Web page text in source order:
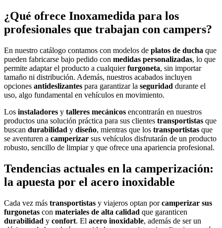
¿Qué ofrece Inoxamedida para los
profesionales que trabajan con campers?
En nuestro catálogo contamos con modelos de platos de ducha que
pueden fabricarse bajo pedido con medidas personalizadas, lo que
permite adaptar el producto a cualquierfurgoneta, sin importar
tamaño ni distribución. Además, nuestros acabados incluyen
opciones antideslizantes para garantizar la seguridad durante el
uso, algo fundamental en vehículos en movimiento.
Los instaladores y talleres mecánicos encontrarán en nuestros
productos una solución práctica para sus clientes transportistas que
buscan durabilidad y diseño, mientras que los transportistas que
se aventuren a camperizar sus vehículos disfrutarán de un producto
robusto, sencillo de limpiar y que ofrece una apariencia profesional.
Tendencias actuales en la camperización:
la apuesta por el acero inoxidable
Cada vez más transportistas y viajeros optan porcamperizar sus
furgonetas con materiales de alta calidad que garanticen
durabilidad y confort. El acero inoxidable, además de ser un